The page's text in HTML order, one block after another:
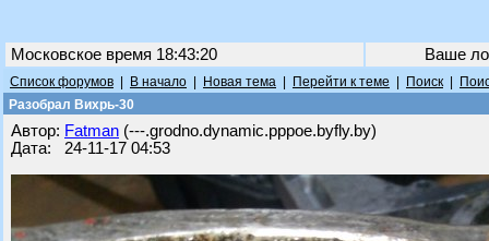
Московское время 18:43:20 Ваше
Список форумов В начало Новая тема Перейти к теме Поиск
Разобрал Вихрь-30
Автор: Fatman (---.grodno.dynamic.pppoe.byfly.by)
Дата: 24-11-17 04:53